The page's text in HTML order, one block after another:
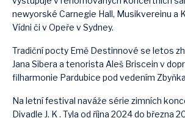
newyorské Carnegie Hall, Musikvereinu a
Vídni či v Opeře v Sydney.
Tradiční pocty Emě Destinnové se letos
Jana Sibera a tenorista Aleš Briscein v
filharmonie Pardubice pod vedením
Na letní festival naváže série zimních
Divadle J. K . Tyla od října 2024 do března